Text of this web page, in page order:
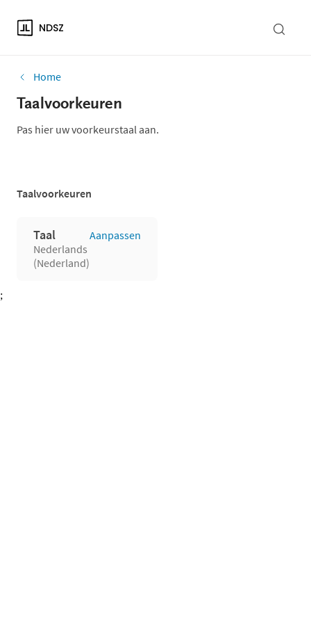
NDSZ
Home
Taalvoorkeuren
Pas hier uw voorkeurstaal aan.
Taalvoorkeuren
Taal
Nederlands
(Nederland)
Aanpassen
;